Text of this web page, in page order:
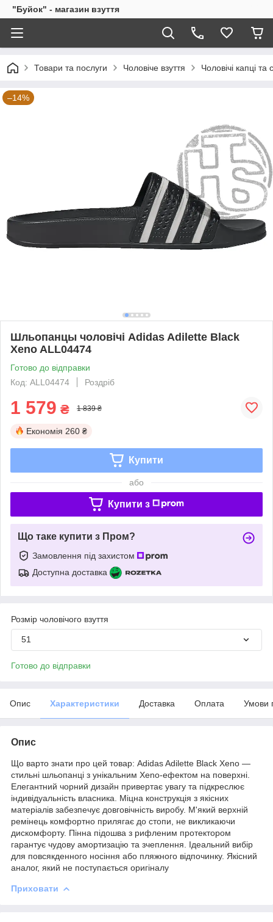
"Буйок" - магазин взуття
Товари та послуги Чоловіче взуття Чоловічі капці та
–14%
Шльопанцы чоловічі Adidas Adilette Black
Xeno ALL04474
Готово до відправки
Код: ALL04474
Роздріб
1 579 ₴ 1 839 ₴
Економія 260 ₴
Купити
або
Купити з
Що таке купити з Пром?
Замовлення під захистом
Доступна доставка
Розмір чоловічого взуття
51
Готово до відправки
Опис Характеристики Доставка Оплата Умови
Опис
Що варто знати про цей товар: Adidas Adilette Black Xeno —
стильні шльопанці з унікальним Xeno-ефектом на поверхні.
Елегантний чорний дизайн привертає увагу та підкреслює
індивідуальність власника. Міцна конструкція з якісних
матеріалів забезпечує довговічність виробу. М'який верхній
ремінець комфортно прилягає до стопи, не викликаючи
дискомфорту. Пінна підошва з рифленим протектором
гарантує чудову амортизацію та зчеплення. Ідеальний вибір
для повсякденного носіння або пляжного відпочинку. Якісний
аналог, який не поступається оригіналу
Приховати